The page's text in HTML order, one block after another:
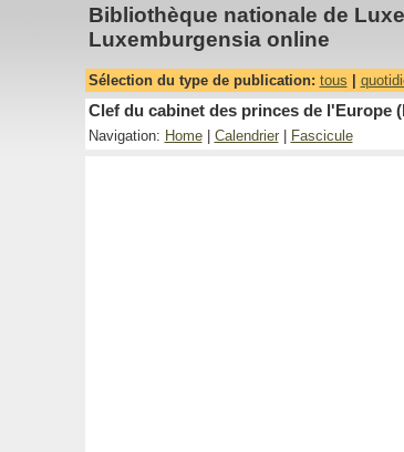
Bibliothèque nationale de
Luxemburgensia online
Sélection du type de publication: tous
Clef du cabinet des princes de l'Europe
Navigation: Home| Calendrier| Fascicule